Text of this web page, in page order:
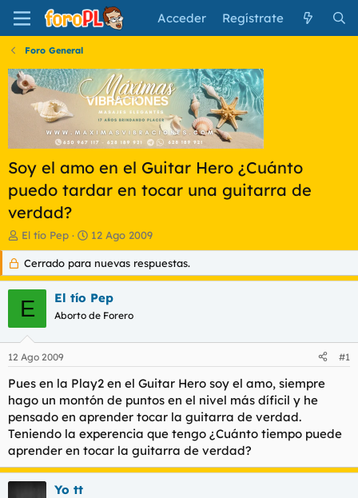
Acceder Regístrate
Foro General
Soy el amo en el Guitar Hero ¿Cuánto
puedo tardar en tocar una guitarra de
verdad?
I
n
c
i
a
d
o
d
t
e
m
a
El tío Pep
F
e
c
h
a
d
e
i
i
o
12 Ago 2009
Cerrado para nuevas respuestas.
E El tío Pep
Aborto de Forero
12 Ago 2009 #1
Pues en la Play2 en el Guitar Hero soy el amo, siempre
hago un montón de puntos en el nivel más díficil y he
pensado en aprender tocar la guitarra de verdad.
Teniendo la experencia que tengo ¿Cuánto tiempo puede
aprender en tocar la guitarra de verdad?
Yo tt